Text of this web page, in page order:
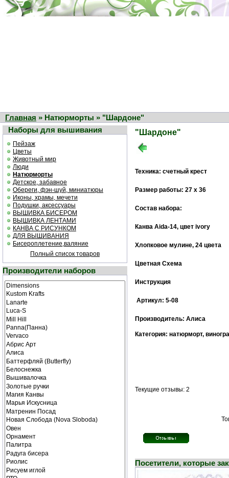
Главная » Натюрморты » "Шардоне"
Наборы для вышивания
Пейзаж
Цветы
Животный мир
Люди
Натюрморты
Детское, забавное
Обереги, фэн-шуй, миниатюры
Иконы, храмы, мечети
Подушки, аксессуары
ВЫШИВКА БИСЕРОМ
ВЫШИВКА ЛЕНТАМИ
КАНВА С РИСУНКОМ
ДЛЯ ВЫШИВАНИЯ
Бисероплетение,валяние
Полный список товаров
Производители наборов
"Шардоне"
Техника: счетный крест
Размер работы: 27 х 36
Состав набора:
Канва Aida-14, цвет ivory
Хлопковое мулине, 24 цвета
Цветная Схема
Инструкция
Артикул: 5-08
Производитель: Алиса
Категория: натюрморт,
Текущие отзывы: 2
Посетители, которые